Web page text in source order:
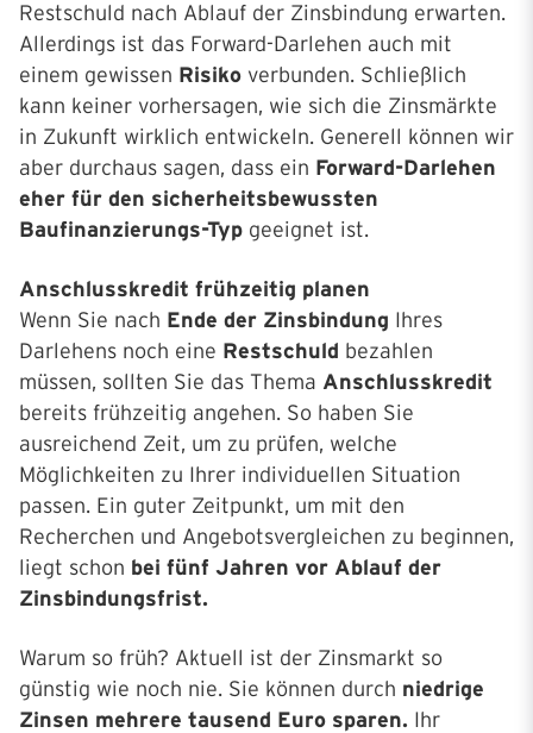
Restschuld nach Ablauf der Zinsbindung erwarten.
Allerdings ist das Forward-Darlehen auch mit
einem gewissen Risiko verbunden. Schließlich
kann keiner vorhersagen, wie sich die Zinsmärkte
in Zukunft wirklich entwickeln. Generell können wir
aber durchaus sagen, dass ein Forward-Darlehen
eher für den sicherheitsbewussten
Baufinanzierungs-Typ geeignet ist.
Anschlusskredit frühzeitig planen
Wenn Sie nach Ende der Zinsbindung Ihres
Darlehens noch eine Restschuld bezahlen
müssen, sollten Sie das Thema Anschlusskredit
bereits frühzeitig angehen. So haben Sie
ausreichend Zeit, um zu prüfen, welche
Möglichkeiten zu Ihrer individuellen Situation
passen. Ein guter Zeitpunkt, um mit den
Recherchen und Angebotsvergleichen zu beginnen,
liegt schon bei fünf Jahren vor Ablauf der
Zinsbindungsfrist.
Warum so früh? Aktuell ist der Zinsmarkt so
günstig wie noch nie. Sie können durch niedrige
Zinsen mehrere tausend Euro sparen. Ihr